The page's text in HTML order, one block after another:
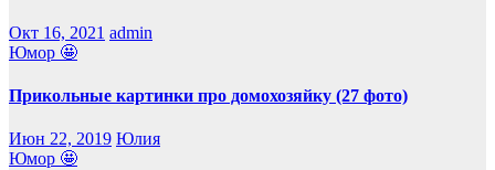
Окт 16, 2021 admin
Юмор 🤩
Прикольные картинки про домохозяйку (27 фото)
Июн 22, 2019 Юлия
Юмор 🤩